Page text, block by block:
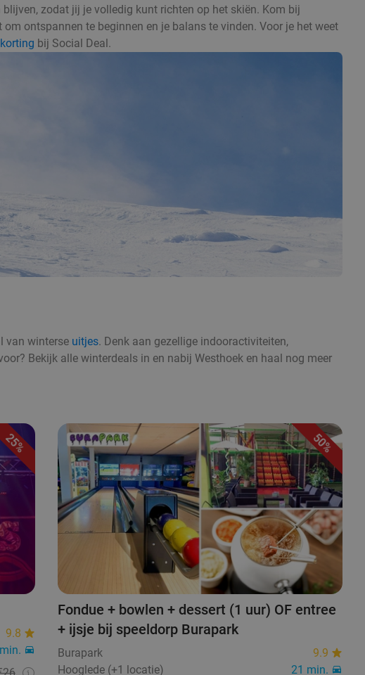
zodat jij je volledig kunt richten op het skiën. Kom bij
ontspannen te beginnen en je balans te vinden. Voor je het weet
bij Social Deal.
van winterse uitjes. Denk aan gezellige indooractiviteiten,
Bekijk alle winterdeals in en nabij Westhoek en haal nog meer
25%
9.8
50%
Fondue + bowlen + dessert (1 uur) OF entree
+ ijsje bij speeldorp Burapark
Burapark
9.9
Hooglede (+1 locatie)
21 min.